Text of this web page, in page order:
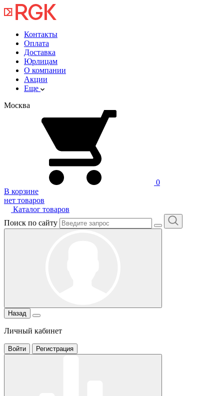
Контакты
Оплата
Доставка
Юрлицам
О компании
Акции
Еще
Москва
0
В корзине
нет товаров
Каталог товаров
Поиск по сайту
Назад
Личный кабинет
Войти Регистрация